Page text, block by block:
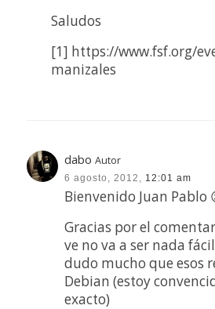
Saludos
[1] https://www.fsf.org/
manizales
dabo Autor
6 agosto, 2012, 12:01 am
Bienvenido Juan Pablo
Gracias por el
ve no va a ser nada
dudo mucho que esos
Debian (estoy
exacto)